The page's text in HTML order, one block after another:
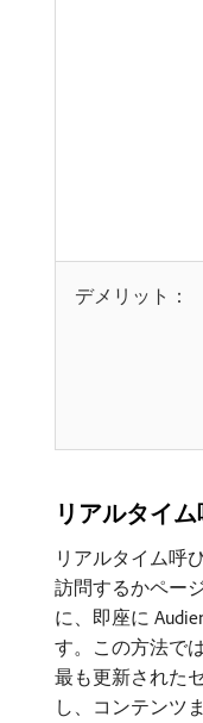
デメリット：
リアルタイ
リアルタイム呼
訪問するかペー
に、即座に
す。この方法で
最も更新された
し、コンテンツ